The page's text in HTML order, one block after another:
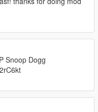
Snoop Dogg